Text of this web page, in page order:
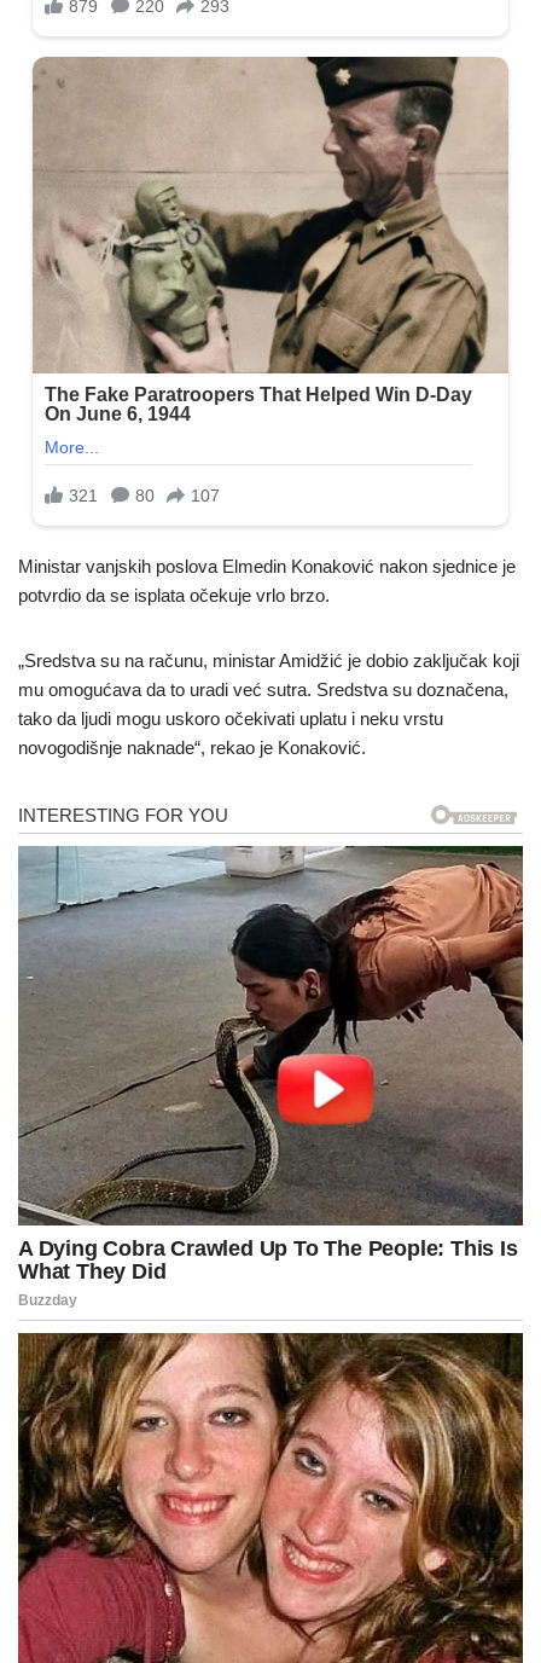
Ministar vanjskih poslova Elmedin Konaković nakon sjednice je
potvrdio da se isplata očekuje vrlo brzo.
„Sredstva su na računu, ministar Amidžić je dobio zaključak koji
mu omogućava da to uradi već sutra. Sredstva su doznačena,
tako da ljudi mogu uskoro očekivati uplatu i neku vrstu
novogodišnje naknade“, rekao je Konaković.